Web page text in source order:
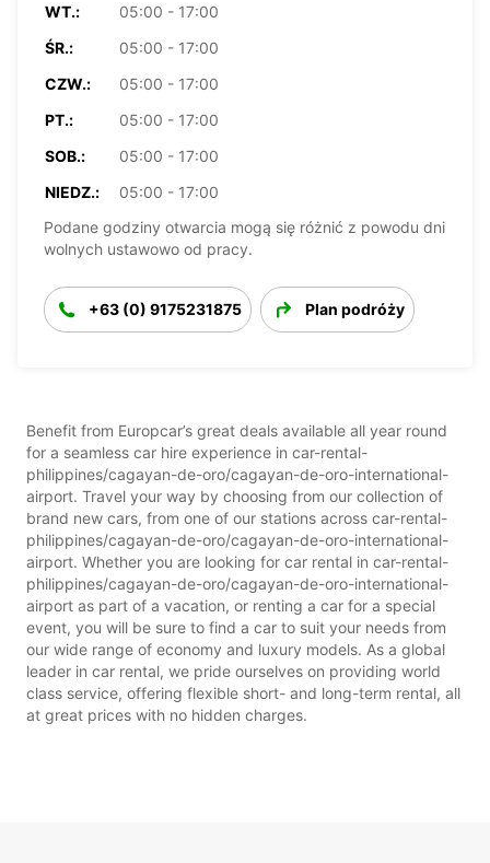
WT.:
05:00 - 17:00
ŚR.:
05:00 - 17:00
CZW.:
05:00 - 17:00
PT.:
05:00 - 17:00
SOB.:
05:00 - 17:00
NIEDZ.:
05:00 - 17:00
Podane godziny otwarcia mogą się różnić z powodu dni
wolnych ustawowo od pracy.
+63 (0) 9175231875 Plan podróży
Benefit from Europcar’s great deals available all year round
for a seamless car hire experience in car-rental-
philippines/cagayan-de-oro/cagayan-de-oro-international-
airport. Travel your way by choosing from our collection of
brand new cars, from one of our stations across car-rental-
philippines/cagayan-de-oro/cagayan-de-oro-international-
airport. Whether you are looking for car rental in car-rental-
philippines/cagayan-de-oro/cagayan-de-oro-international-
airport as part of a vacation, or renting a car for a special
event, you will be sure to find a car to suit your needs from
our wide range of economy and luxury models. As a global
leader in car rental, we pride ourselves on providing world
class service, offering flexible short- and long-term rental, all
at great prices with no hidden charges.